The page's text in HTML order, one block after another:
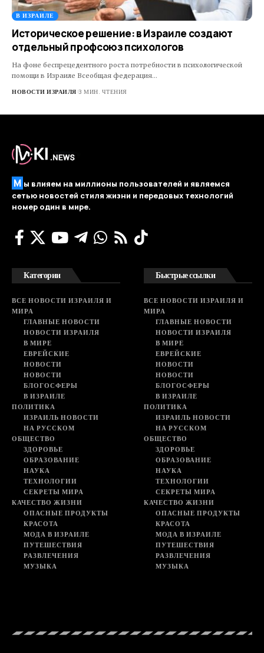
В ИЗРАИЛЕ
Историческое решение: в Израиле создают
отдельный профсоюз психологов
На фоне беспрецедентного роста потребности в психологической
помощи в Израиле Всеобщая федерация…
НОВОСТИ ИЗРАИЛЯ 3 МИН. ЧТЕНИЯ
М ы влияем на миллионы пользователей и являемся
сетью новостей стиля жизни и передовых технологий
номер один в мире.
Категории
ВСЕ НОВОСТИ ИЗРАИЛЯ И
МИРА
ГЛАВНЫЕ НОВОСТИ
НОВОСТИ ИЗРАИЛЯ
В МИРЕ
ЕВРЕЙСКИЕ
НОВОСТИ
НОВОСТИ
БЛОГОСФЕРЫ
В ИЗРАИЛЕ
ПОЛИТИКА
ИЗРАИЛЬ НОВОСТИ
НА РУССКОМ
ОБЩЕСТВО
ЗДОРОВЬЕ
ОБРАЗОВАНИЕ
НАУКА
ТЕХНОЛОГИИ
СЕКРЕТЫ МИРА
КАЧЕСТВО ЖИЗНИ
ОПАСНЫЕ ПРОДУКТЫ
КРАСОТА
МОДА В ИЗРАИЛЕ
ПУТЕШЕСТВИЯ
РАЗВЛЕЧЕНИЯ
МУЗЫКА
Быстрые ссылки
ВСЕ НОВОСТИ ИЗРАИЛЯ И
МИРА
ГЛАВНЫЕ НОВОСТИ
НОВОСТИ ИЗРАИЛЯ
В МИРЕ
ЕВРЕЙСКИЕ
НОВОСТИ
НОВОСТИ
БЛОГОСФЕРЫ
В ИЗРАИЛЕ
ПОЛИТИКА
ИЗРАИЛЬ НОВОСТИ
НА РУССКОМ
ОБЩЕСТВО
ЗДОРОВЬЕ
ОБРАЗОВАНИЕ
НАУКА
ТЕХНОЛОГИИ
СЕКРЕТЫ МИРА
КАЧЕСТВО ЖИЗНИ
ОПАСНЫЕ ПРОДУКТЫ
КРАСОТА
МОДА В ИЗРАИЛЕ
ПУТЕШЕСТВИЯ
РАЗВЛЕЧЕНИЯ
МУЗЫКА